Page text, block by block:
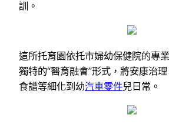
訓。
這所托育園依托市婦幼保健院的專
獨特的“醫育融會”形式，將安康治
食譜等細化到幼汽車零件兒日常。